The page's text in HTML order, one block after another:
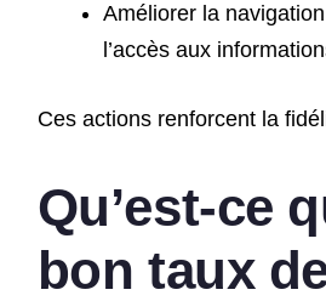
Améliorer la
l’accès aux
Ces actions renforcent la
Qu’est-ce
bon taux